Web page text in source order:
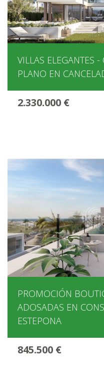
VILLAS ELEGANTES
PLANO EN
2.330.000 €
PROMOCIÓN
ADOSADAS EN
ESTEPONA
845.500 €